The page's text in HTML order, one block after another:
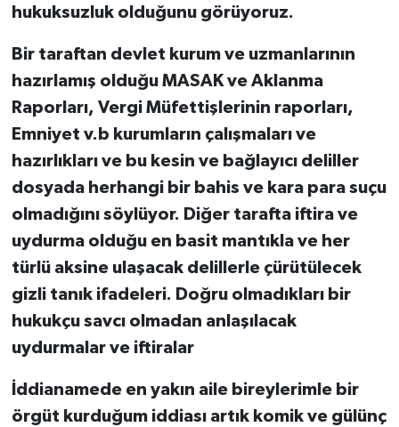
hukuksuzluk olduğunu görüyoruz.
Bir taraftan devlet kurum ve uzmanlarının
hazırlamış olduğu MASAK ve Aklanma
Raporları, Vergi Müfettişlerinin raporları,
Emniyet v.b kurumların çalışmaları ve
hazırlıkları ve bu kesin ve bağlayıcı deliller
dosyada herhangi bir bahis ve kara para suçu
olmadığını söylüyor. Diğer tarafta iftira ve
uydurma olduğu en basit mantıkla ve her
türlü aksine ulaşacak delillerle çürütülecek
gizli tanık ifadeleri. Doğru olmadıkları bir
hukukçu savcı olmadan anlaşılacak
uydurmalar ve iftiralar
İddianamede en yakın aile bireylerimle bir
örgüt kurduğum iddiası artık komik ve gülünç